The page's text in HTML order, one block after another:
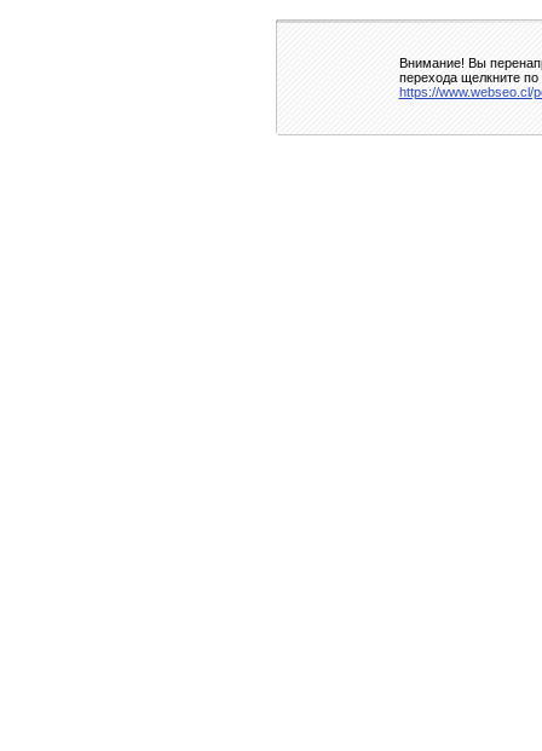
Внимание! Вы
перехода щелкните по
https://www.webseo.cl/